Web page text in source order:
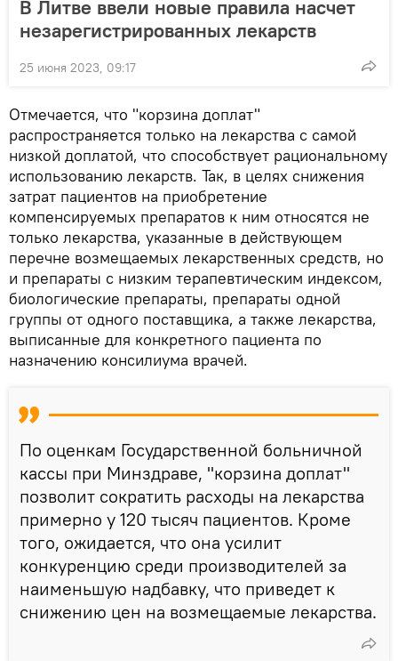
В Литве ввели новые правила насчет
незарегистрированных лекарств
25 июня 2023, 09:17
Отмечается, что "корзина доплат"
распространяется только на лекарства с самой
низкой доплатой, что способствует рациональному
использованию лекарств. Так, в целях снижения
затрат пациентов на приобретение
компенсируемых препаратов к ним относятся не
только лекарства, указанные в действующем
перечне возмещаемых лекарственных средств, но
и препараты с низким терапевтическим индексом,
биологические препараты, препараты одной
группы от одного поставщика, а также лекарства,
выписанные для конкретного пациента по
назначению консилиума врачей.
По оценкам Государственной больничной
кассы при Минздраве, "корзина доплат"
позволит сократить расходы на лекарства
примерно у 120 тысяч пациентов. Кроме
того, ожидается, что она усилит
конкуренцию среди производителей за
наименьшую надбавку, что приведет к
снижению цен на возмещаемые лекарства.